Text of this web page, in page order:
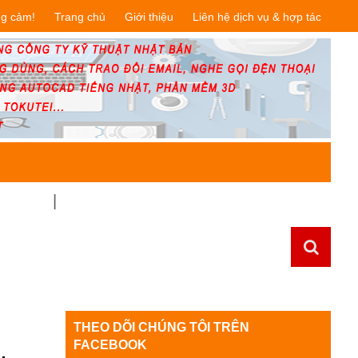
cảm! Trang chủ Giới thiệu Liên hệ dịch vụ & hợp tác
THEO DÕI CHÚNG TÔI TRÊN
FACEBOOK